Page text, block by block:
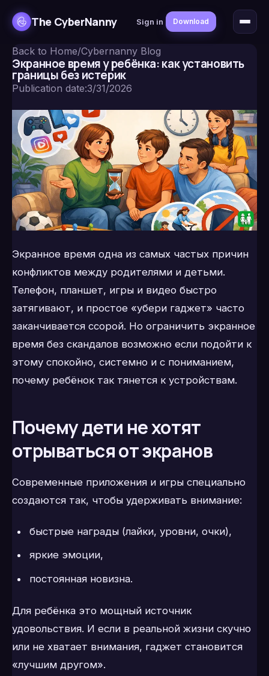
The CyberNanny Sign in Download
Back to Home/Cybernanny Blog
Экранное время у ребёнка: как установить
границы без истерик
Publication date:3/31/2026
Экранное время одна из самых частых причин
конфликтов между родителями и детьми.
Телефон, планшет, игры и видео быстро
затягивают, и простое «убери гаджет» часто
заканчивается ссорой. Но ограничить экранное
время без скандалов возможно если подойти к
этому спокойно, системно и с пониманием,
почему ребёнок так тянется к устройствам.
Почему дети не хотят
отрываться от экранов
Современные приложения и игры специально
создаются так, чтобы удерживать внимание:
быстрые награды (лайки, уровни, очки),
яркие эмоции,
постоянная новизна.
Для ребёнка это мощный источник
удовольствия. И если в реальной жизни скучно
или не хватает внимания, гаджет становится
«лучшим другом».